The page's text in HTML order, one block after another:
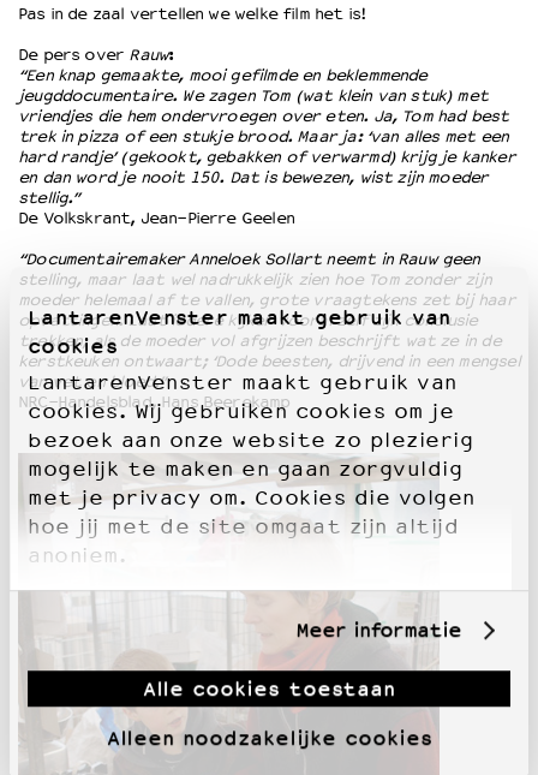
LantarenVenster maakt gebruik van
cookies
LantarenVenster maakt gebruik van
cookies. Wij gebruiken cookies om je
bezoek aan onze website zo plezierig
mogelijk te maken en gaan zorgvuldig
met je privacy om. Cookies die volgen
hoe jij met de site omgaat zijn altijd
anoniem.
Meer informatie
Alle cookies toestaan
Alleen noodzakelijke cookies
Pas in de zaal vertellen we welke film het is!
De pers over Rauw:
“Een knap gemaakte, mooi gefilmde en beklemmende
jeugddocumentaire. We zagen Tom (wat klein van stuk) met
vriendjes die hem ondervroegen over eten. Ja, Tom had best
trek in pizza of een stukje brood. Maar ja: ‘van alles met een
hard randje’ (gekookt, gebakken of verwarmd) krijg je kanker
en dan word je nooit 150. Dat is bewezen, wist zijn moeder
stellig.”
De Volkskrant, Jean-Pierre Geelen
“Documentairemaker Anneloek Sollart neemt in Rauw geen
stelling, maar laat wel nadrukkelijk zien hoe Tom zonder zijn
moeder helemaal af te vallen, grote vraagtekens zet bij haar
opvattingen. Laat iedere kijker vooral zelf zijn conclusie
trekken, als de moeder vol afgrijzen beschrijft wat ze in de
kerstkeuken ontwaart; ‘Dode beesten, drijvend in een mengsel
van vet en bloed.”
NRC-Handelsblad, Hans Beerekamp